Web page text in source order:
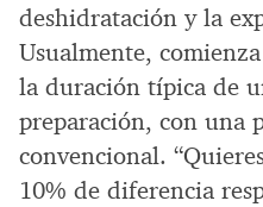
deshidratación y la
Usualmente,
la duración típica de
preparación, con una
convencional.
10% de diferencia